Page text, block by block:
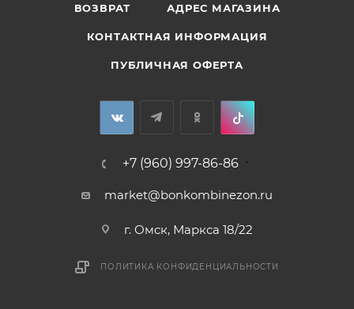
ВОЗВРАТ АДРЕС МАГАЗИНА
КОНТАКТНАЯ ИНФОРМАЦИЯ
ПУБЛИЧНАЯ ОФЕРТА
+7 (960) 997-86-86
market@bonkombinezon.ru
г. Омск, Маркса 18/22
ПОЛИТИКА КОНФИДЕНЦИАЛЬНОСТИ